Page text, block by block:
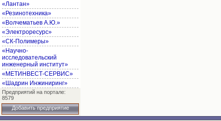
«Лантан»
«Резинотехника»
«Волчематьев А.Ю.»
«Электроресурс»
«СК-Полимеры»
«Научно-
исследовательский
инженерный институт»
«МЕТИНВЕСТ-СЕРВИС»
«Шадрин Инжиниринг»
Предприятий на портале:
8579
Добавить предприятие